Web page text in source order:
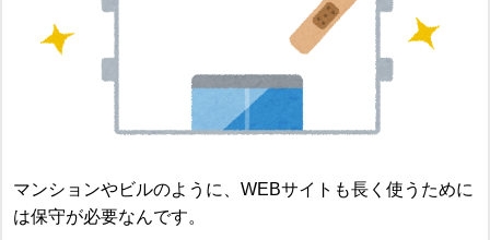
マンションやビルのように、WEBサイトも長く使うために
は保守が必要なんです。